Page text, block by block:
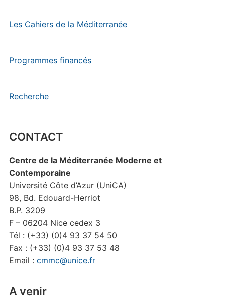
Les Cahiers de la Méditerranée
Programmes financés
Recherche
CONTACT
Centre de la Méditerranée Moderne et
Contemporaine
Université Côte d’Azur (UniCA)
98, Bd. Edouard-Herriot
B.P. 3209
F – 06204 Nice cedex 3
Tél : (+33) (0)4 93 37 54 50
Fax : (+33) (0)4 93 37 53 48
Email : cmmc@unice.fr
A venir